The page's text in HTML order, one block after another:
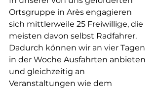
Ortsgruppe in Arès engagieren
sich mittlerweile 25 Freiwillige, die
meisten davon selbst Radfahrer.
Dadurch können wir an vier Tagen
in der Woche Ausfahrten anbieten
und gleichzeitig an
Veranstaltungen wie dem